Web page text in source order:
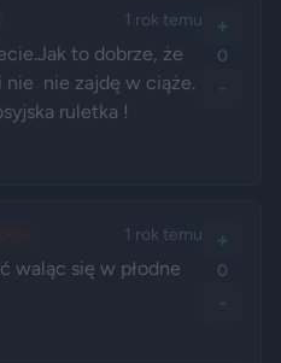
1 rok temu
to dobrze, że
nie  nie zajdę w ciąże.
+
0
-
1 rok temu
waląc się w płodne
+
0
-